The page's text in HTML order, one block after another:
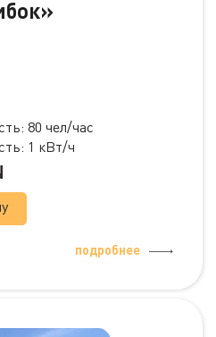
80 чел/час
1 кВт/ч
подробнее